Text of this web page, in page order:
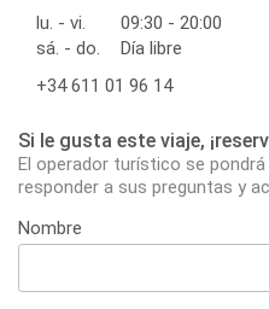
lu. - vi.
09:30 - 20:00
sá. - do.
Día libre
+34 611 01 96 14
Si le gusta este viaje,
El operador turístico se
responder a sus preguntas y
Nombre